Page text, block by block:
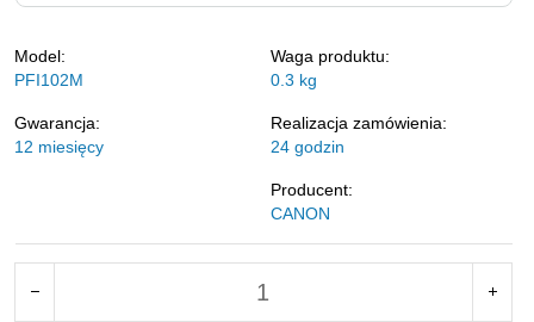
Model:
PFI102M
Waga produktu:
0.3 kg
Gwarancja:
12 miesięcy
Realizacja zamówienia:
24 godzin
Producent:
CANON